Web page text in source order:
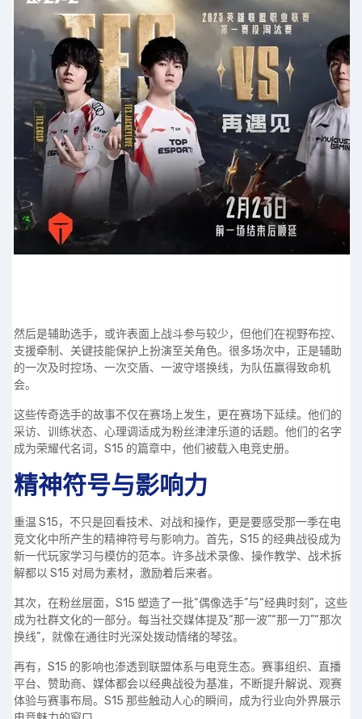
然后是辅助选手，或许表面上战斗参与较少，但他们在视野布控、
支援牵制、关键技能保护上扮演至关角色。很多场次中，正是辅助
的一次及时控场、一次交盾、一波守塔换线，为队伍赢得致命机
会。
这些传奇选手的故事不仅在赛场上发生，更在赛场下延续。他们的
采访、训练状态、心理调适成为粉丝津津乐道的话题。他们的名字
成为荣耀代名词，S15 的篇章中，他们被载入电竞史册。
精神符号与影响力
重温 S15，不只是回看技术、对战和操作，更是要感受那一季在电
竞文化中所产生的精神符号与影响力。首先，S15 的经典战役成为
新一代玩家学习与模仿的范本。许多战术录像、操作教学、战术拆
解都以 S15 对局为素材，激励着后来者。
其次，在粉丝层面，S15 塑造了一批“偶像选手”与“经典时刻”，这些
成为社群文化的一部分。每当社交媒体提及“那一波”“那一刀”“那次
换线”，就像在通往时光深处拨动情绪的琴弦。
再有，S15 的影响也渗透到联盟体系与电竞生态。赛事组织、直播
平台、赞助商、媒体都会以经典战役为基准，不断提升解说、观赛
体验与赛事布局。S15 那些触动人心的瞬间，成为行业向外界展示